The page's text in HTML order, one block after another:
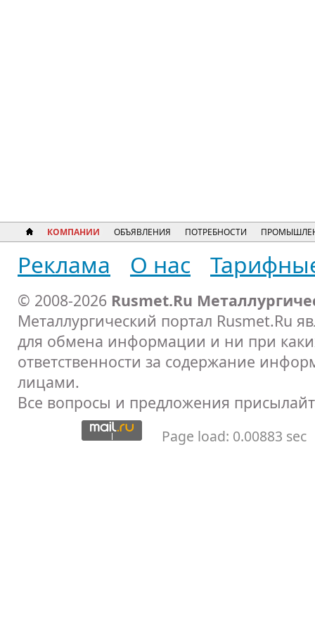
КОМПАНИИ ОБЪЯВЛЕНИЯ ПОТРЕБНОСТИ
Реклама О нас
© 2008-2026 Rusmet.Ru
Металлургический портал Rusmet.Ru
для обмена информации и ни при
ответственности за содержание
лицами.
Все вопросы и предложения
Page load: 0.00883 sec